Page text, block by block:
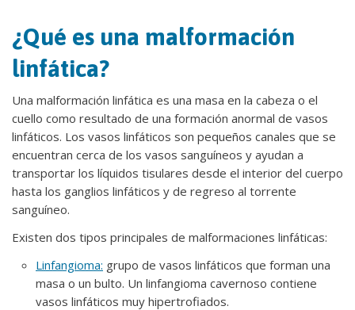
¿Qué es una malformación
linfática?
Una malformación linfática es una masa en la cabeza o el
cuello como resultado de una formación anormal de vasos
linfáticos. Los vasos linfáticos son pequeños canales que se
encuentran cerca de los vasos sanguíneos y ayudan a
transportar los líquidos tisulares desde el interior del cuerpo
hasta los ganglios linfáticos y de regreso al torrente
sanguíneo.
Existen dos tipos principales de malformaciones linfáticas:
Linfangioma: grupo de vasos linfáticos que forman una
masa o un bulto. Un linfangioma cavernoso contiene
vasos linfáticos muy hipertrofiados.